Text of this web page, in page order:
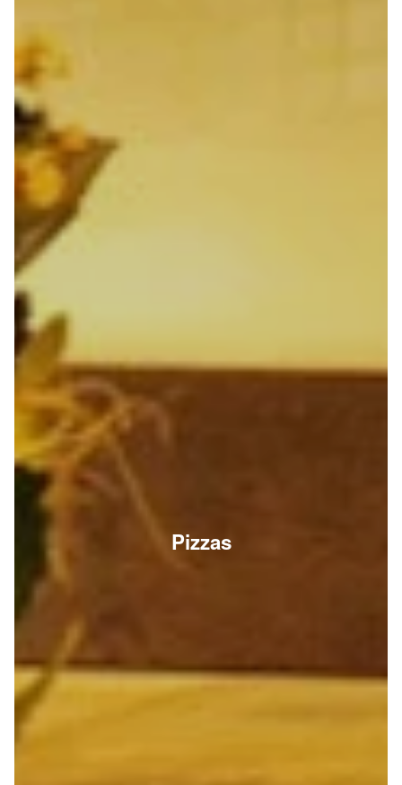
Pizzas